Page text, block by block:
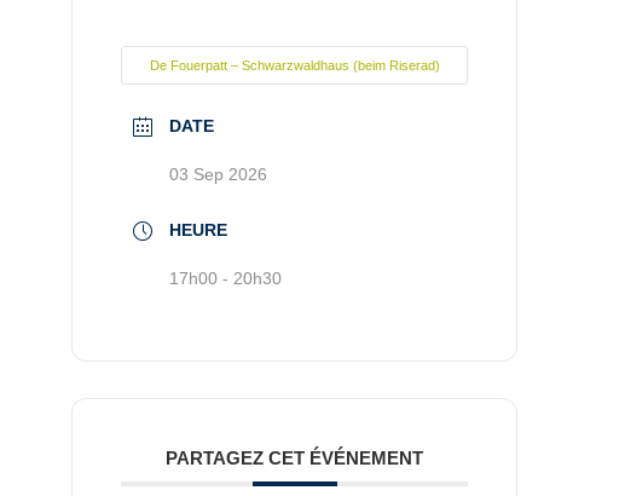
De Fouerpatt – Schwarzwaldhaus (beim Riserad)
DATE
03 Sep 2026
HEURE
17h00 - 20h30
PARTAGEZ CET ÉVÉNEMENT